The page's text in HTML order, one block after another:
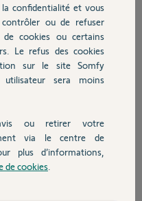
discussion
barre de recherche de votre
du choix.
confidentialité et vous
contrôler ou de refuser
cookies ou certains
Le refus des cookies
sur le site Somfy
utilisateur sera moins
ou retirer votre
via le centre de
plus d’informations,
de cookies